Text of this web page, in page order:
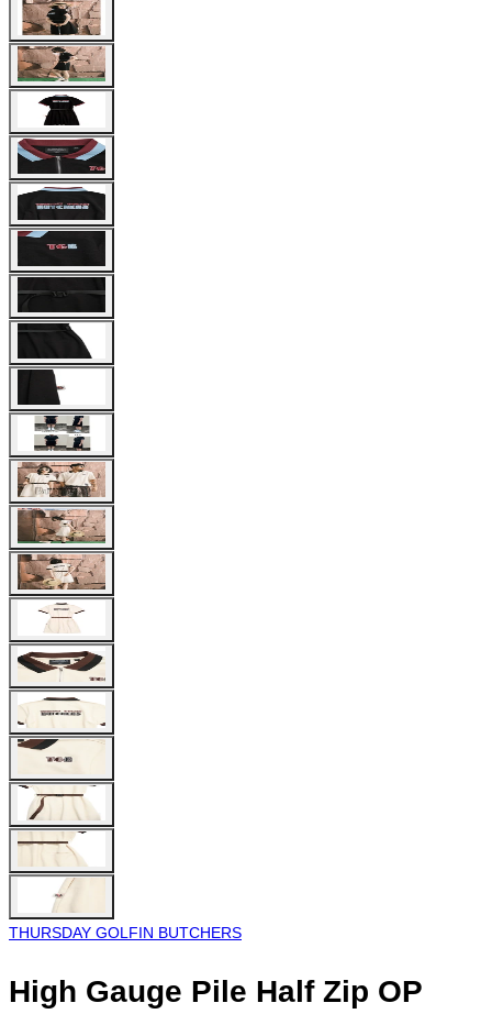
THURSDAY GOLFIN BUTCHERS
High Gauge Pile Half Zip OP